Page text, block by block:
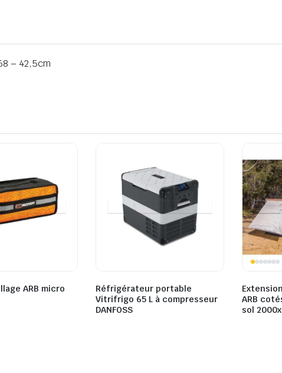
– 42,5cm
ARB micro
Réfrigérateur portable
Vitrifrigo 65 L à compresseur
DANFOSS
ARB
sol